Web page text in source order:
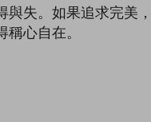
失。如果追求完美
心自在。